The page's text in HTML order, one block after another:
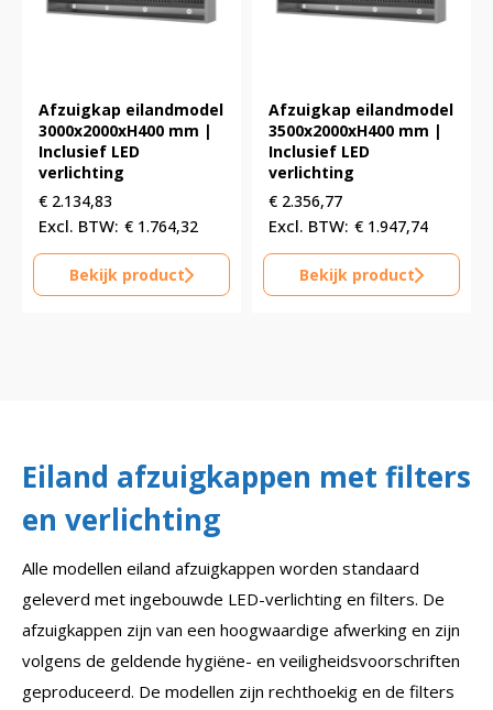
Afzuigkap eilandmodel
3000x2000xH400 mm |
Inclusief LED
verlichting
€ 2.134,83
€ 1.764,32
Bekijk product
Afzuigkap eilandmodel
3500x2000xH400 mm |
Inclusief LED
verlichting
€ 2.356,77
€ 1.947,74
Bekijk product
Eiland afzuigkappen met filters
en verlichting
Alle modellen eiland afzuigkappen worden standaard
geleverd met ingebouwde LED-verlichting en filters. De
afzuigkappen zijn van een hoogwaardige afwerking en zijn
volgens de geldende hygiëne- en veiligheidsvoorschriften
geproduceerd. De modellen zijn rechthoekig en de filters